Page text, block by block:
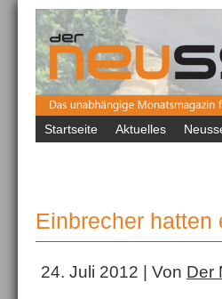
Startseite Aktuelles
Einbrecher hatten
24. Juli 2012 | Von Der